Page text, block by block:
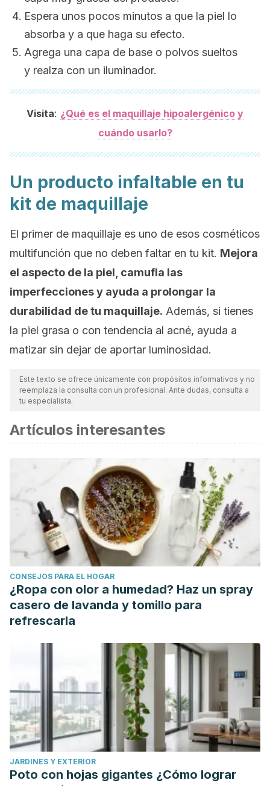
Espera unos pocos minutos a que la piel lo
absorba y a que haga su efecto.
Agrega una capa de base o polvos sueltos
y realza con un iluminador.
Visita: ¿Qué es el maquillaje hipoalergénico y
cuándo usarlo?
Un producto infaltable en tu
kit de maquillaje
El primer de maquillaje es uno de esos cosméticos
multifunción que no deben faltar en tu kit. Mejora
el aspecto de la piel, camufla las
imperfecciones y ayuda a prolongar la
durabilidad de tu maquillaje. Además, si tienes
la piel grasa o con tendencia al acné, ayuda a
matizar sin dejar de aportar luminosidad.
Este texto se ofrece únicamente con propósitos informativos y no
reemplaza la consulta con un profesional. Ante dudas, consulta a
tu especialista.
Artículos interesantes
CONSEJOS PARA EL HOGAR
¿Ropa con olor a humedad? Haz un spray
casero de lavanda y tomillo para
refrescarla
JARDINES Y EXTERIOR
Poto con hojas gigantes ¿Cómo lograr